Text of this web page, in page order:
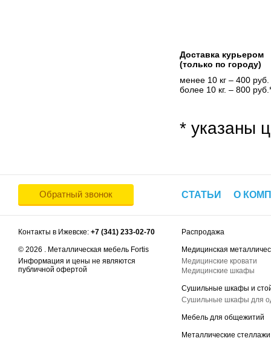
Доставка курьером
(только по городу)
менее 10 кг – 400 руб.
более 10 кг. – 800
* указаны
Обратный звонок СТАТЬИ О
Контакты в Ижевске: +7 (341) 233-02-70
© 2026 . Металлическая мебель Fortis
Информация и цены не являются
публичной офертой
Распродажа
Медицинская
Медицинские кровати
Медицинские шкафы
Сушильные шкафы и
Сушильные шкафы для
Мебель для общежитий
Металлические стеллажи